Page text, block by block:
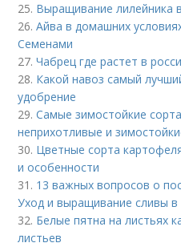
25. Выращивание лилейника
26.Айва в домашних
Семенами
27.Чабрец где растет в
28. Какой навоз самый
удобрение
29.Самые зимостойкие
неприхотливые и
30. Цветные сорта
и особенности
31. 13 важных вопросов о
Уход и выращивание сливы
32. Белые пятна на листьях
листьев